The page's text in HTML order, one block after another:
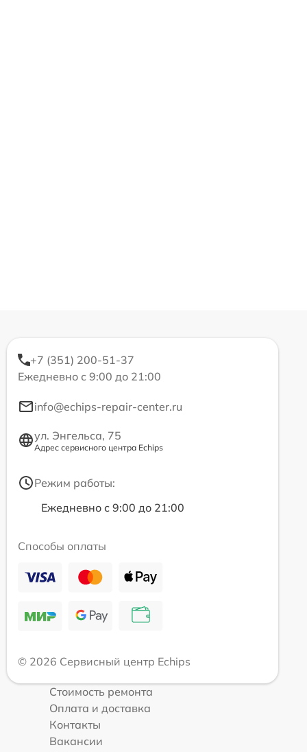
+7 (351) 200-51-37
Ежедневно с 9:00 до 21:00
info@echips-repair-center.ru
ул. Энгельса, 75
Адрес сервисного центра Echips
Режим работы:
Ежедневно с 9:00 до 21:00
Способы оплаты
© 2026 Сервисный центр Echips
Стоимость ремонта
Оплата и доставка
Контакты
Вакансии